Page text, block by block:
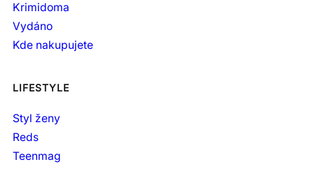
Krimidoma
Vydáno
Kde nakupujete
LIFESTYLE
Styl ženy
Reds
Teenmag